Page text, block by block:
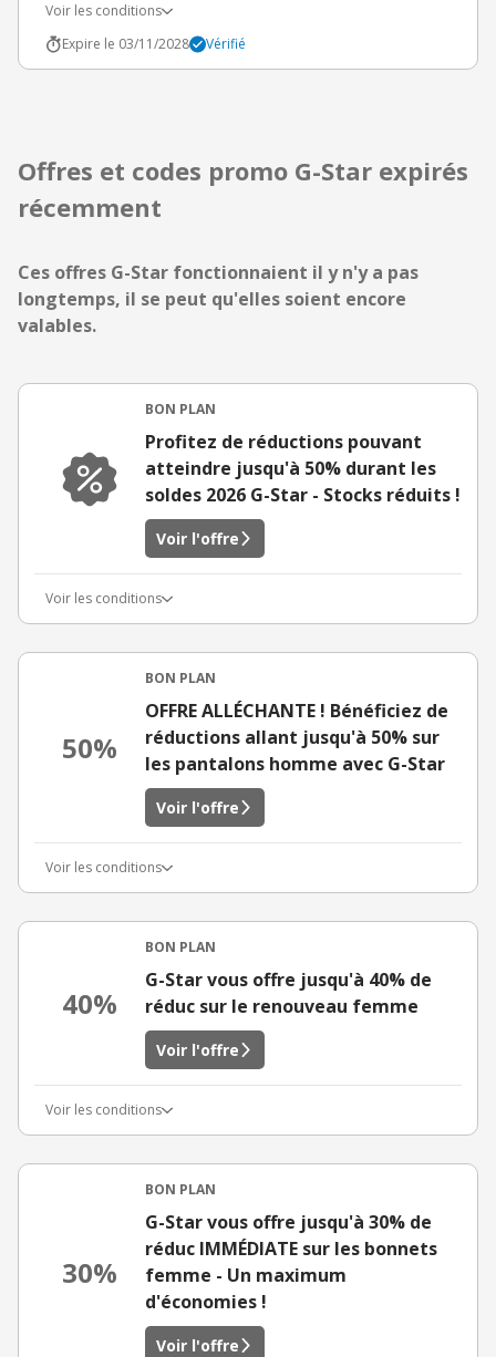
Voir les conditions
Expire le 03/11/2028
Vérifié
Offres et codes promo G-Star expirés
récemment
Ces offres G-Star fonctionnaient il y n'y a pas
longtemps, il se peut qu'elles soient encore
valables.
BON PLAN
Profitez de réductions pouvant
atteindre jusqu'à 50% durant les
soldes 2026 G-Star - Stocks réduits !
Voir l'offre
Voir les conditions
50%
BON PLAN
OFFRE ALLÉCHANTE ! Bénéficiez de
réductions allant jusqu'à 50% sur
les pantalons homme avec G-Star
Voir l'offre
Voir les conditions
40%
BON PLAN
G-Star vous offre jusqu'à 40% de
réduc sur le renouveau femme
Voir l'offre
Voir les conditions
30%
BON PLAN
G-Star vous offre jusqu'à 30% de
réduc IMMÉDIATE sur les bonnets
femme - Un maximum
d'économies !
Voir l'offre